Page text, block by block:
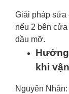
Giải pháp sửa
nếu 2 bên
dầu mỡ.
khi
Nguyên